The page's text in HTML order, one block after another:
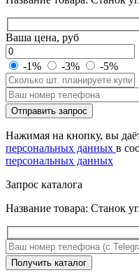
Ваша цена, руб
-1% -3% -5%
Оставьте
это
поле
пустым.
Отправить запрос
Нажимая на кнопку, вы
персональных данных в
персональных данных
Запрос каталога
Название товара: Станок
Оставьте
Получить каталог